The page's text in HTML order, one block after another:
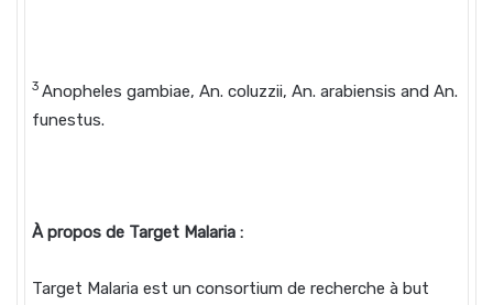
3 Anopheles gambiae, An. coluzzii, An. arabiensis and An.
funestus.
À propos de Target Malaria :
Target Malaria est un consortium de recherche à but